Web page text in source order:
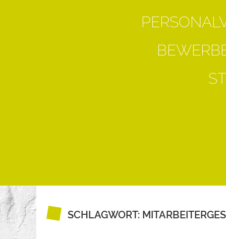
SCHLAGWORT: